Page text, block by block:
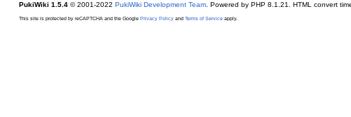
PukiWiki 1.5.4© 2001-2022 PukiWiki Development Team. Powered by PHP 8.1.21. HTML convert
This site is protected by reCAPTCHA and the Google Privacy Policyand Terms of Serviceapply.